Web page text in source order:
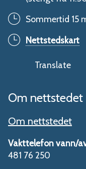
Sommertid 15
Nettstedskart
Translate
Om nettstedet
Om nettstedet
Vakttelefon vann/
481 76 250